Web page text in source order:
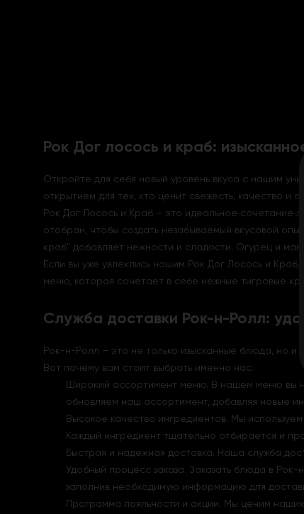
Рок Дог лосось и краб:
Откройте для себя новый уровень вкуса с нашим
открытием для тех, кто ценит свежесть, качество и
Рок Дог Лосось и Краб – это идеальное сочетание
отобран, чтобы создать незабываемый вкусовой
краб" добавляет нежности и сладости. Огурец и
Если вы уже увлеклись нашим Рок Дог Лосось и
меню, которая сочетает в себе нежные тигровые
Служба доставки Рок-н-Ролл:
Рок-н-Ролл – это не только изысканные блюда, но и
Вот почему вам стоит выбрать именно нас:
Широкий ассортимент меню. В нашем меню вы
обновляем наш ассортимент, добавляя новые
Высокое качество ингредиентов. Мы
Каждый ингредиент тщательно отбирается и
Быстрая и надежная доставка. Наша служба
Удобный процесс заказа. Заказать блюда в
заполнив необходимую информацию для
Программа лояльности и акции. Мы ценим